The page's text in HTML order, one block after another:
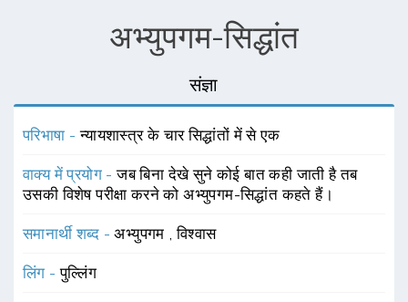
अभ्युपगम-सिद्धांत
संज्ञा
परिभाषा -न्यायशास्त्र के चार सिद्धांतों में से एक
वाक्य में प्रयोग -जब बिना देखे सुने कोई बात कही जाती है तब
उसकी विशेष परीक्षा करने को अभ्युपगम-सिद्धांत कहते हैं।
समानार्थी शब्द -अभ्युपगम ,विश्वास
लिंग -पुल्लिंग